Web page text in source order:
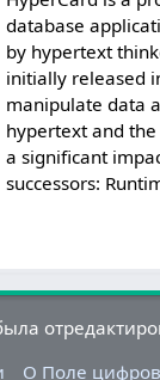
database
by hypertext
initially released
manipulate data
hypertext and
a significant
successors:
О Поле